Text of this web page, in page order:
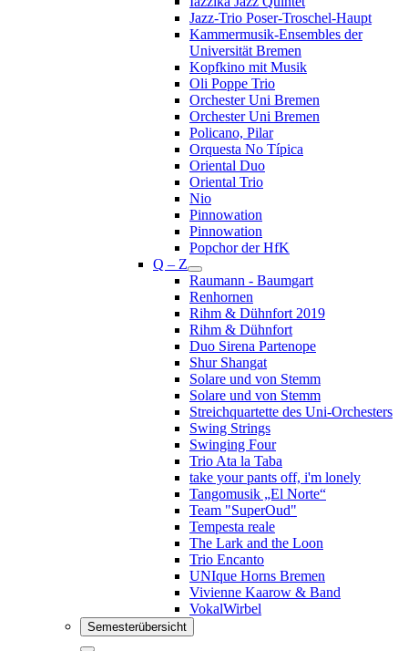
Jazz-Trio Poser-Troschel-Haupt
Kammermusik-Ensembles der
Universität Bremen
Kopfkino mit Musik
Oli Poppe Trio
Orchester Uni Bremen
Orchester Uni Bremen
Policano, Pilar
Orquesta No Típica
Oriental Duo
Oriental Trio
Nio
Pinnowation
Pinnowation
Popchor der HfK
Q – Z
Raumann - Baumgart
Renhornen
Rihm & Dühnfort 2019
Rihm & Dühnfort
Duo Sirena Partenope
Shur Shangat
Solare und von Stemm
Solare und von Stemm
Streichquartette des Uni-Orchesters
Swing Strings
Swinging Four
Trio Ata la Taba
take your pants off, i'm lonely
Tangomusik „El Norte“
Team "SuperOud"
Tempesta reale
The Lark and the Loon
Trio Encanto
UNIque Horns Bremen
Vivienne Kaarow & Band
VokalWirbel
Semesterübersicht